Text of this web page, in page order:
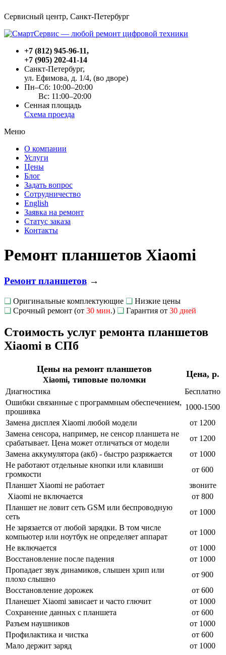
Сервисный центр, Cанкт-Петербург
+7 (812) 945-96-11,
+7 (905) 202-41-14
Санкт-Петербург,
ул. Ефимова, д. 1/4, (во дворе)
Пн–Сб: 10:00–20:00
Вс: 11:00–20:00
Сенная площадь
Схема проезда
Меню
О компании
Услуги
Цены
Блог
Задать вопрос
Сотрудничество
English
Заявка на ремонт
Статус заказа
Контакты
Ремонт планшетов Xiaomi
Ремонт планшетов →
❏ Оригинальные комплектующие ❏ Низкие цены
❏ Срочный ремонт (от 30 мин.) ❏ Гарантия от 30 дней
Стоимость услуг ремонта планшетов
Xiaomi в СПб
Цены на ремонт планшетов
Xiaomi, типовые поломки
Цена, р.
Диагностика
Бесплатно
Ошибки связанные с программным обеспечением,
прошивка
1000-1500
Замена дисплея Xiaomi любой модели
от 1200
Замена сенсора, например, не сенсор планшета не
срабатывает. Цена может отличаться от модели
от 1200
Замена аккумулятора (акб) - быстро разряжается
от 1000
Не работают отдельные кнопки или клавиши
громкости
от 600
Планшет Xiaomi не работает
звоните
Xiaomi не включается
от 800
Планшет не ловит сеть GSM или беспроводную
сеть
от 1000
Не зарязается от любой зарядки. В том числе
компьютер или ноутбук не определяет аппарат
от 1000
Не включается
от 1000
Восстановление после падения
от 1000
Пропадает звук динамиков, слышен хрип или
плохо слышно
от 900
Восстановление дорожек
от 600
Планешет Xiaomi зависает и часто глючит
от 1000
Сохранение данных с планшета
от 600
Разъем наушников
от 1000
Профилактика и чистка
от 600
Мало держит заряд
от 1000